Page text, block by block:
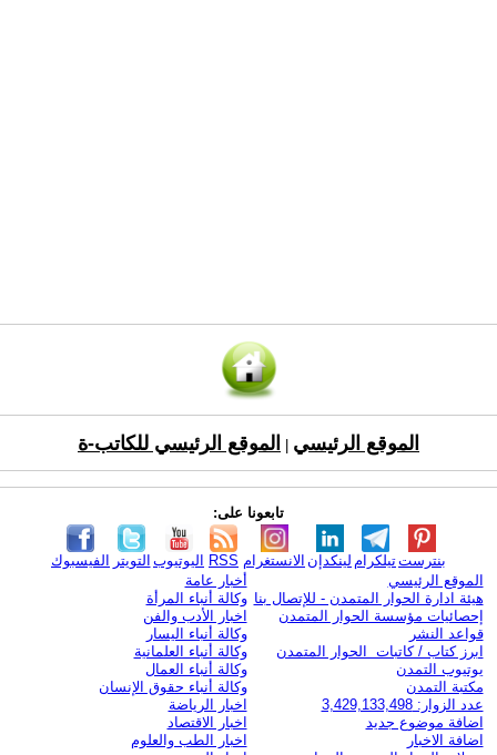
الموقع الرئيسي الموقع الرئيسي للكاتب-ة
تابعونا على:
الفيسبوك التويتر اليوتيوب RSS الانستغرام لينكدإن تيلكرامبنترست
الموقع الرئيسي
هيئة ادارة الحوار المتمدن - للإتصال بنا
إحصائيات مؤسسة الحوار المتمدن
قواعد النشر
ابرز كتاب / كاتبات الحوار المتمدن
يوتيوب التمدن
مكتبة التمدن
عدد الزوار: 3,429,133,498
اضافة موضوع جديد
اضافة الاخبار
أخبار عامة
وكالة أنباء المرأة
اخبار الأدب والفن
وكالة أنباء اليسار
وكالة أنباء العلمانية
وكالة أنباء العمال
وكالة أنباء حقوق الإنسان
اخبار الرياضة
اخبار الاقتصاد
اخبار الطب والعلوم